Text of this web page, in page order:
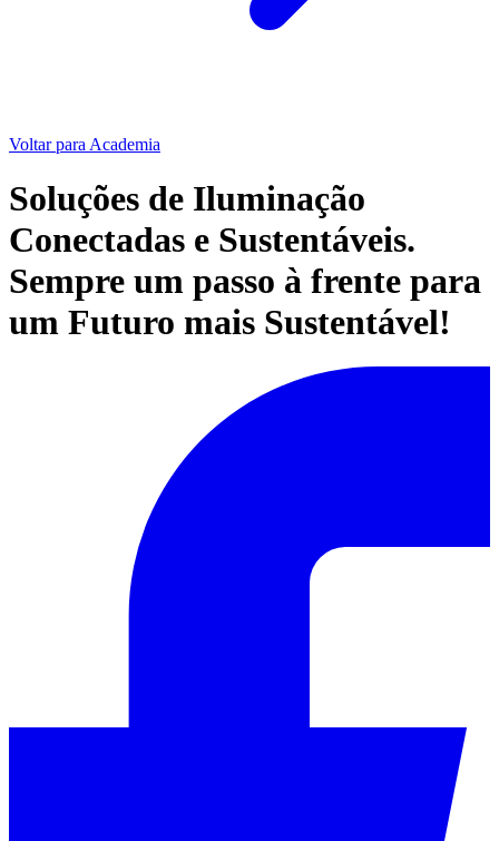
Voltar para Academia
Soluções de Iluminação
Conectadas e Sustentáveis.
Sempre um passo à frente para
um Futuro mais Sustentável!